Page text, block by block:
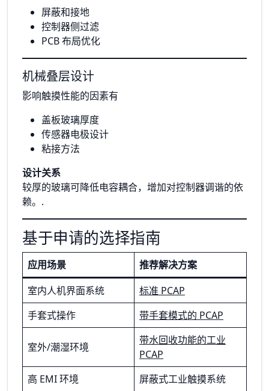
屏蔽和接地
控制器侧过滤
PCB 布局优化
机械叠层设计
影响触摸性能的因素有
盖板玻璃厚度
传感器电极设计
粘接方法
设计关系
较厚的玻璃可降低电容耦合，增加对控制器调谐的依
赖。.
基于申请的选择指南
应用场景
推荐解决方案
室内人机界面系统
标准 PCAP
手套式操作
带手套模式的 PCAP
室外/潮湿环境
带水回收功能的工业
PCAP
高 EMI 环境
屏蔽式工业触摸系统